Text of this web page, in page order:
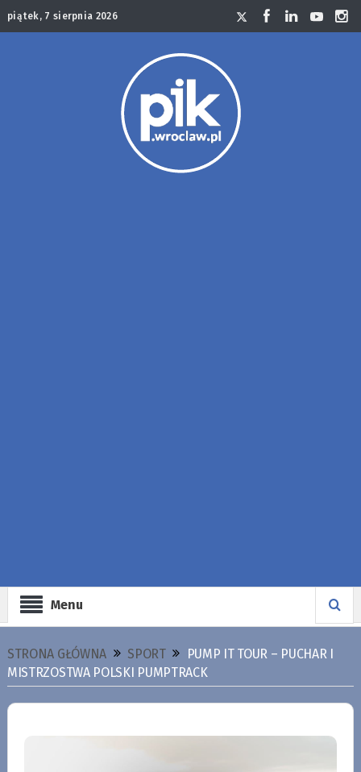
piątek, 7 sierpnia 2026
Menu
STRONA GŁÓWNA SPORT
PUMP IT TOUR – PUCHAR I
MISTRZOSTWA POLSKI PUMPTRACK